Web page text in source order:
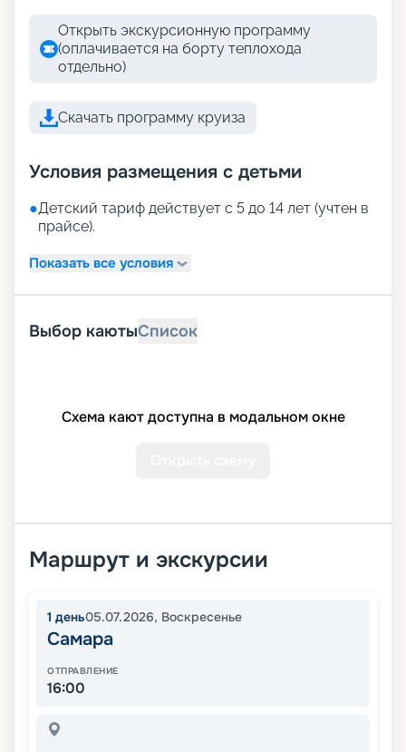
Открыть экскурсионную программу
(оплачивается на борту теплохода
отдельно)
Скачать программу круиза
Условия размещения с детьми
●Детский тариф действует с 5 до 14 лет (учтен в
прайсе).
Показать все условия
Выбор каютыСписок
Схема кают доступна в модальном окне
Маршрут и экскурсии
1 день05.07.2026, Воскресенье
Самара
ОТПРАВЛЕНИЕ
16:00